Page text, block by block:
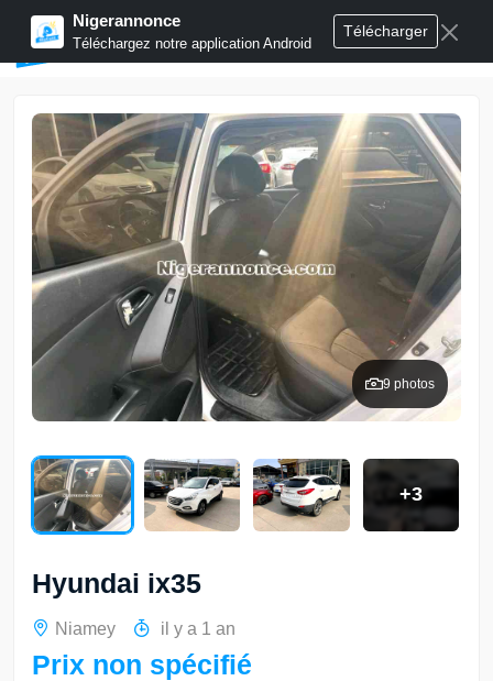
Nigerannonce
Téléchargez notre application Android
Télécharger
Publier annonces
9 photos
+3
Hyundai ix35
Niamey il y a 1 an
Prix non spécifié